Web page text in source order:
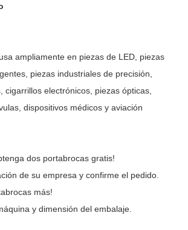
ampliamente en piezas de LED, piezas
piezas industriales de precisión,
cigarrillos electrónicos, piezas ópticas,
dispositivos médicos y aviación
dos portabrocas gratis!
de su empresa y confirme el pedido.
más!
y dimensión del embalaje.